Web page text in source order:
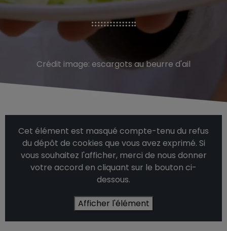
Crédit image: escargots au beurre d'ail
Cet élément est masqué compte-tenu du refus
du dépôt de cookies que vous avez exprimé. Si
vous souhaitez l'afficher, merci de nous donner
votre accord en cliquant sur le bouton ci-
dessous.
Afficher l'élément